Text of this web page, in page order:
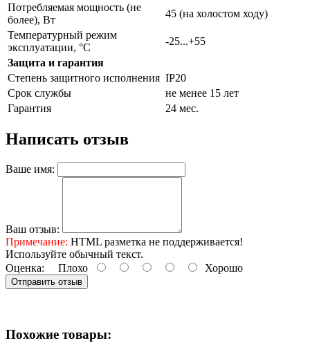
Потребляемая мощность (не
более), Вт
45 (на холостом ходу)
Температурный режим
эксплуатации, °С
-25...+55
Защита и гарантия
Степень защитного исполнения IP20
Срок службы
не менее 15 лет
Гарантия
24 мес.
Написать отзыв
Ваше имя:
Ваш отзыв:
Примечание: HTML разметка не поддерживается!
Используйте обычный текст.
Оценка: Плохо Хорошо
Отправить отзыв
Похожие товары: